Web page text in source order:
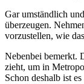
Gar umständlich
überzeugen.
vorzustellen, wie
Nebenbei bemerkt.
zieht, um in
Schon deshalb ist